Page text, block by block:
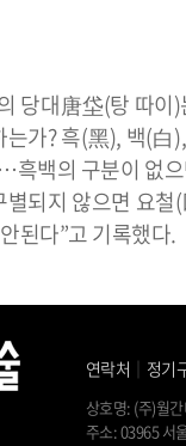
당대唐垈(탕 따
가? 흑(黑), 백(
흑백의 구분이 없
되지 않으면 요
된다”고 기록했다.
연락처 ｜ 정기
상호명: (주)월
주소: 03965 서